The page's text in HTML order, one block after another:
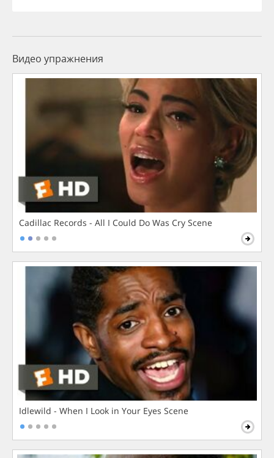
Видео упражнения
Cadillac Records - All I Could Do Was Cry Scene
Idlewild - When I Look in Your Eyes Scene